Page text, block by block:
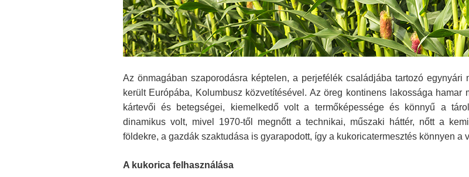
Az önmagában szaporodásra képtelen, a perjefélék családjába tartozó egynyári
került Európába, Kolumbusz közvetítésével. Az öreg kontinens lakossága
kártevői és betegségei, kiemelkedő volt a termőképessége és könnyű a
dinamikus volt, mivel 1970-től megnőtt a technikai, műszaki háttér, nőtt a
földekre, a gazdák szaktudása is gyarapodott, így a kukoricatermesztés könnyen a
A kukorica felhasználása